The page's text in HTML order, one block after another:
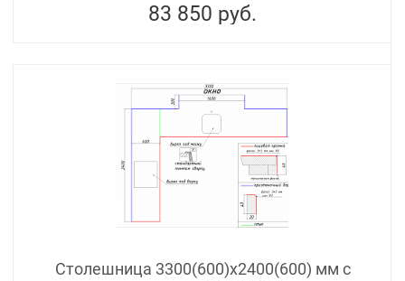
83 850 руб.
Столешница 3300(600)х2400(600) мм с